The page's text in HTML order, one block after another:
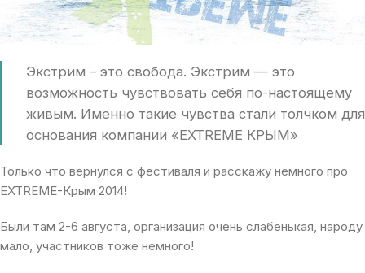
Экстрим – это свобода. Экстрим — это
возможность чувствовать себя по-настоящему
живым. Именно такие чувства стали толчком для
основания компании «EXTREME КРЫМ»
Только что вернулся с фестиваля и расскажу немного про
EXTREME-Крым 2014!
Были там 2-6 августа, организация очень слабенькая, народу
мало, участников тоже немного!